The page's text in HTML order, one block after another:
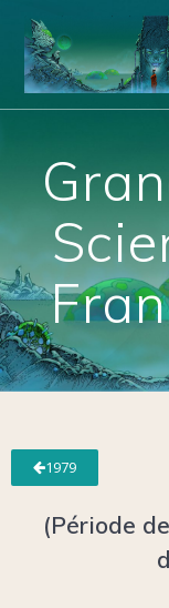
1979
(Période